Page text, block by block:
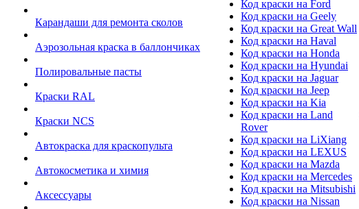
Карандаши для ремонта сколов
Аэрозольная краска в баллончиках
Полировальные пасты
Краски RAL
Краски NCS
Автокраска для краскопульта
Автокосметика и химия
Аксессуары
Код краски на Ford
Код краски на Geely
Код краски на Great Wall
Код краски на Haval
Код краски на Honda
Код краски на Hyundai
Код краски на Jaguar
Код краски на Jeep
Код краски на Kia
Код краски на Land
Rover
Код краски на LiXiang
Код краски на LEXUS
Код краски на Mazda
Код краски на Mercedes
Код краски на Mitsubishi
Код краски на Nissan